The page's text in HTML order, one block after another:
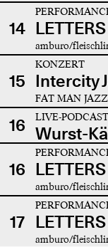
14 LETTERS
amburo/
15
KONZERT
Intercity
FAT MAN
16 LIVE-PODCAST
Wurst-
16 LETTERS
amburo/
17 LETTERS
amburo/